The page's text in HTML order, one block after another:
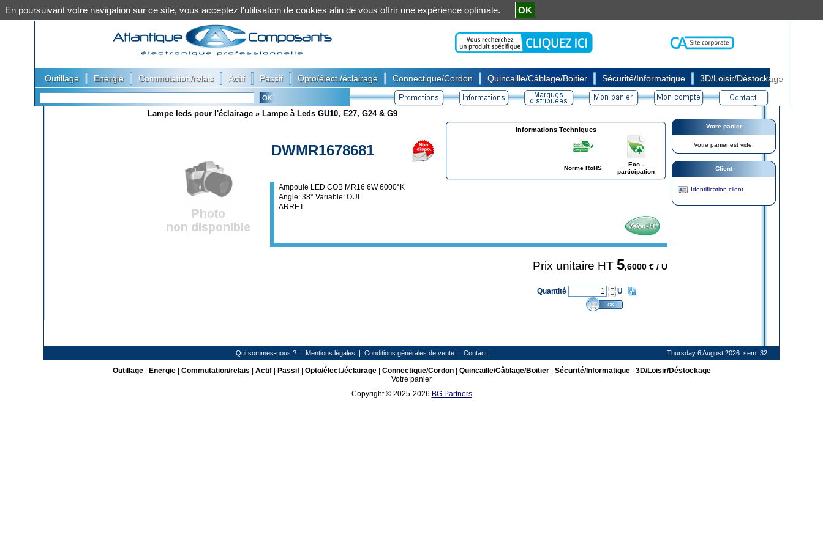
Outillage Energie Commutation/relais Actif Passif Opto/élect./éclairage Connectique/Cordon Quincaille/Câblage/Boitier Sécurité/Informatique 3D/Loisir/Déstockage
Lampe leds pour l'éclairage » Lampe à Leds GU10, E27, G24 & G9
DWMR1678681
Informations Techniques
Norme RoHS
Eco -
participation
Ampoule LED COB MR16 6W 6000°K
Angle: 38° Variable: OUI
ARRET
Prix unitaire HT 5,6000 € / U
Quantité U
Votre panier
Votre panier est vide.
Client
Identification client
Qui sommes-nous ? | Mentions légales | Conditions générales de vente | Contact Thursday 6 August 2026. sem. 32
Outillage| Energie| Commutation/relais Actif| Passif| Opto/élect./éclairage| Connectique/Cordon| Quincaille/Câblage/Boitier| Sécurité/Informatique| 3D/Loisir/Déstockage
Votre panier
Copyright © 2025-2026 BG Partners
En poursuivant votre navigation sur ce site, vous acceptez l'utilisation de cookies afin de vous offrir une expérience optimale. OK